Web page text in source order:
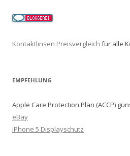
Kontaktlinsen Preisvergleich für alle
EMPFEHLUNG
Apple Care Protection Plan (ACCP)
eBay
iPhone 5 Displayschutz